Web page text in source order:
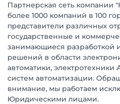
Партнерская сеть компании
более 1000 компаний в 100
представители различных
государственные и
занимающиеся разработкой
решений в области
автоматики,
систем автоматизации.
внимание, мы работаем
Юридическими лицами.